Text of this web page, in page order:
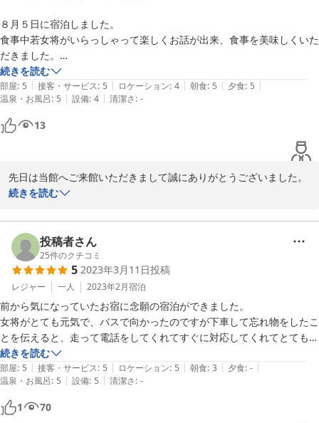
います。ありがとうございました。
2015-07-06
８月５日に宿泊しました。
食事中若女将がいらっしゃって楽しくお話が出来、食事を美味しくいた
だきました。
露天風呂は無色透明の金泉です。
また露天風呂も誰もいなく一人でゆっくり入れ、職員総出で手伝い作り
続きを読む
部屋: 5 | 接客・サービス: 5 | ロケーション: 4 | 朝食: 5 | 夕食: 5 |
温泉・お風呂: 5 | 設備: 4 | 清潔さ: -
13
先日は当館へご来館いただきまして誠にありがとうございました。
お嬢様との素敵なお話を聞かせていただいたり、朝日岳のお写真を
た。ありがとうございました。
お話させていただいている時のお客様は目がキラキラと輝いていら
っしゃいました。
また是非お話しを聞かせてください。
お帰りを心よりお待ち申し上げております。
2020-09-04
続きを読む
投稿者さん
25件のクチコミ
5 2023年3月11日投稿
レジャー 一人 2023年2月宿泊
前から気になっていたお宿に念願の宿泊ができました。
女将がとても元気で、バスで向かったのですが下車して忘れ物をしたこ
とを伝えると、走って電話をしてくれてすぐに対応してくれてとても助
かりました。
帰りは送迎バスがありますよと連絡をくれたり、心遣いにとてもありが
たかったです。
温泉は隣の姉妹館の温泉も入ることができたし、サイコーでした。チョ
ット熱かったですがそれがとても気持ちよく入ることができました。た
続きを読む
部屋: 5 | 接客・サービス: 5 | ロケーション: 5 | 朝食: 3 | 夕食: - |
温泉・お風呂: 5 | 設備: 5 | 清潔さ: -
1 70